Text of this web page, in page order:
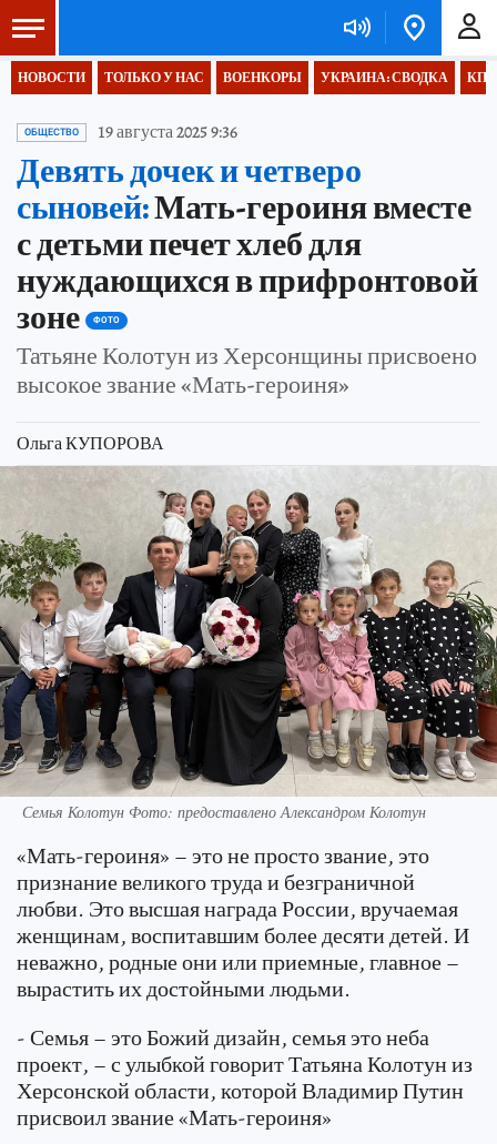
НОВОСТИ ТОЛЬКО У НАС ВОЕНКОРЫ УКРАИНА: СВОДКА КП
ОБЩЕСТВО 19 августа 2025 9:36
Девять дочек и четверо
сыновей:Мать-героиня вместе
с детьми печет хлеб для
нуждающихся в прифронтовой
зоне
ФОТО
Татьяне Колотун из Херсонщины присвоено
высокое звание «Мать-героиня»
Ольга КУПОРОВА
Семья Колотун Фото: предоставлено Александром Колотун
«Мать-героиня» – это не просто звание, это
признание великого труда и безграничной
любви. Это высшая награда России, вручаемая
женщинам, воспитавшим более десяти детей. И
неважно, родные они или приемные, главное –
вырастить их достойными людьми.
- Семья – это Божий дизайн, семья это неба
проект, – с улыбкой говорит Татьяна Колотун из
Херсонской области, которой Владимир Путин
присвоил звание «Мать-героиня»